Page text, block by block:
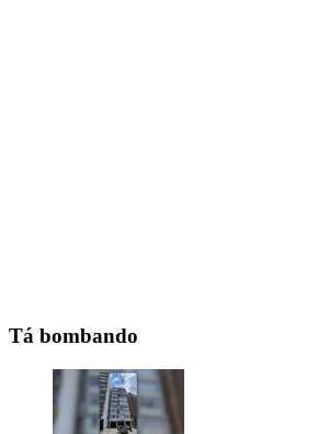
Tá bombando